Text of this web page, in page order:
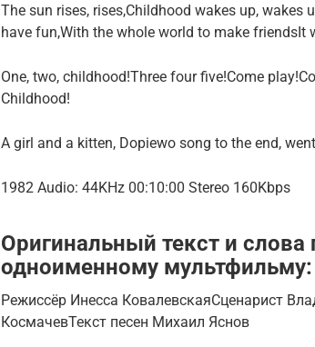
The sun rises, rises,Childhood wakes up,
have fun,With the whole world to make friendsIt
One, two, childhood!Three four five!Come
Childhood!
A girl and a kitten, Dopiewo song to the end,
1982 Audio: 44KHz 00:10:00 Stereo 160Kbps
Оригинальный текст и слова
одноименному мультфильму:
Режиссёр Инесса КовалевскаяСценарист
КосмачевТекст песен Михаил Яснов